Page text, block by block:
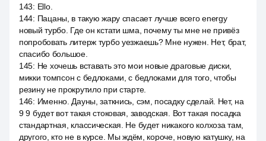
143: Ello.
144: Пацаны, в такую жару спасает лучше всего energy
новый турбо. Где он кстати шма, почему ты мне не привёз
попробовать литерж турбо уезжаешь? Мне нужен. Нет, брат,
спасибо большое.
145: Не хочешь вставать это мои новые драговые диски,
микки томпсон с бедлоками, с бедлоками для того, чтобы
резину не прокрутило при старте.
146: Именно. Дауны, заткнись, сэм, посадку сделай. Нет, на
9 9 будет вот такая стоковая, заводская. Вот такая посадка
стандартная, классическая. Не будет никакого колхоза там,
другого, кто не в курсе. Мы ждём, короче, новую катушку, на